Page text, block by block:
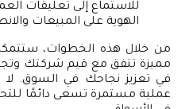
للاستماع إلى تعليقات
الهوية على المبيعات
من خلال هذه الخطوات،
مميزة تتفق مع قيم شركتك
في تعزيز نجاحك في السوق. لا
عملية مستمرة تسعى دائمًا